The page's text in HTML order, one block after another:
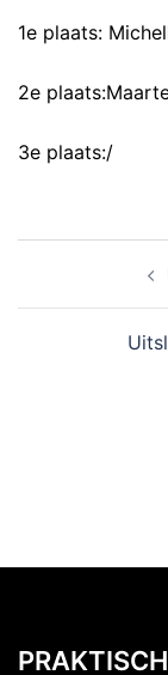
1e plaats:
2e
3e plaats:/
PRAKTISCH